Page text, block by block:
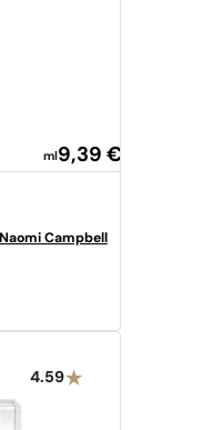
ml 9,39 €
Naomi Campbell
4.59